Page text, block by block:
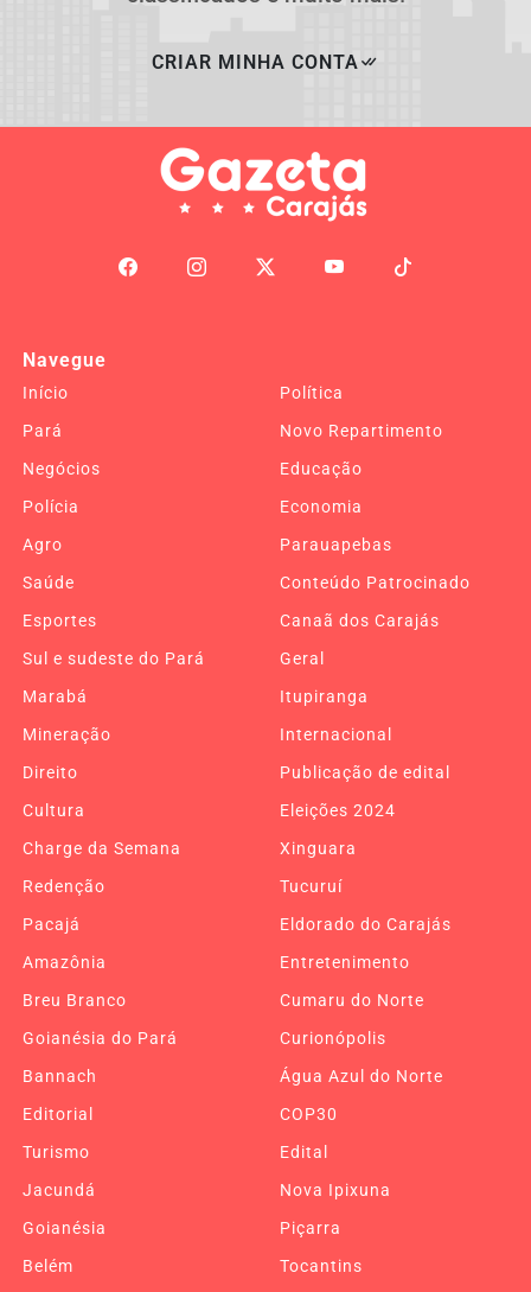
CRIAR MINHA CONTA
Navegue
Início
Política
Pará
Novo Repartimento
Negócios
Educação
Polícia
Economia
Agro
Parauapebas
Saúde
Conteúdo Patrocinado
Esportes
Canaã dos Carajás
Sul e sudeste do Pará
Geral
Marabá
Itupiranga
Mineração
Internacional
Direito
Publicação de edital
Cultura
Eleições 2024
Charge da Semana
Xinguara
Redenção
Tucuruí
Pacajá
Eldorado do Carajás
Amazônia
Entretenimento
Breu Branco
Cumaru do Norte
Goianésia do Pará
Curionópolis
Bannach
Água Azul do Norte
Editorial
COP30
Turismo
Edital
Jacundá
Nova Ipixuna
Goianésia
Piçarra
Belém
Tocantins